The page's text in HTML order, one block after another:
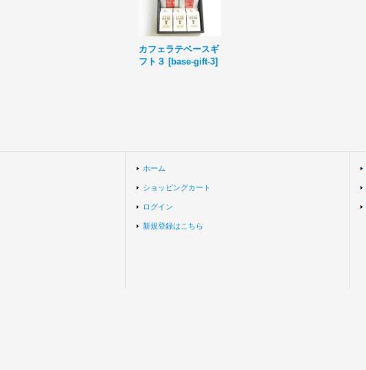
カフェラテベースギ
フト３ [base-gift-3]
ホーム
ショッピングカート
ログイン
新規登録はこちら